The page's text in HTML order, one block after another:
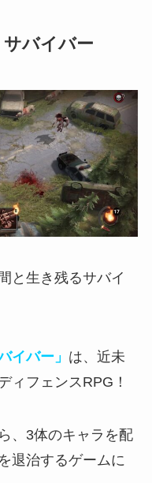
サバイバー
と生き残るサバイ
イバー」 は、近未
ィフェンスRPG！
、3体のキャラを配
退治するゲームに